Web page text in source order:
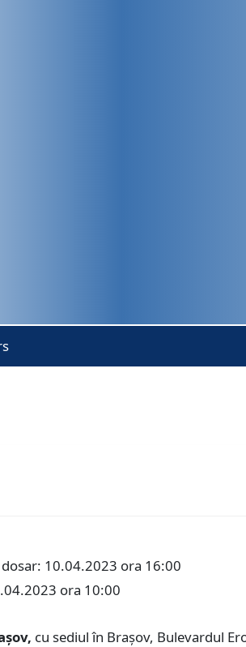
10.04.2023 ora 16:00
ora 10:00
cu sediul în Braşov, Bulevardul